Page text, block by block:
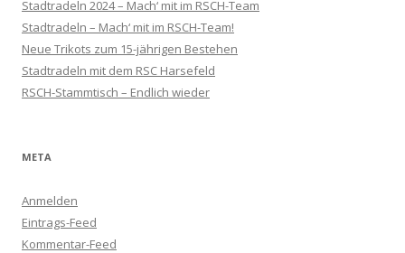
Stadtradeln 2024 – Mach‘ mit im RSCH-Team
Stadtradeln – Mach‘ mit im RSCH-Team!
Neue Trikots zum 15-jährigen Bestehen
Stadtradeln mit dem RSC Harsefeld
RSCH-Stammtisch – Endlich wieder
META
Anmelden
Eintrags-Feed
Kommentar-Feed